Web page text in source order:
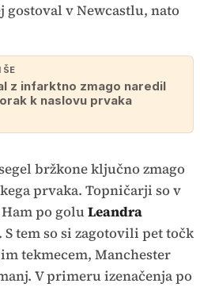
gostoval v Newcastlu, nato
ŠE
z infarktno zmago naredil
k naslovu prvaka
bržkone ključno zmago
prvaka. Topničarji so v
po goluLeandra
tem so si zagotovili pet točk
tekmecem, Manchester
V primeru izenačenja po